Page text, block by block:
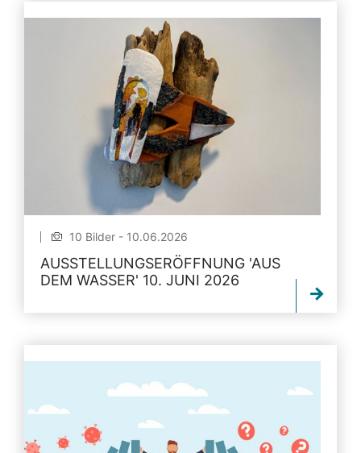
10 Bilder - 10.06.2026
AUSSTELLUNGSERÖFFNUNG 'AUS
DEM WASSER' 10. JUNI 2026